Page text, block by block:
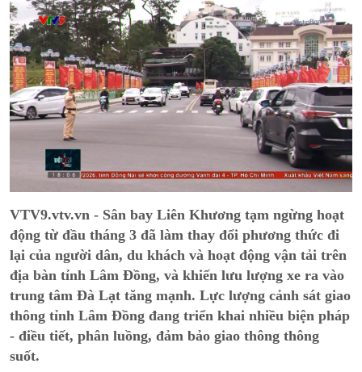
VTV9.vtv.vn - Sân bay Liên Khương tạm ngừng hoạt
động từ đầu tháng 3 đã làm thay đổi phương thức đi
lại của người dân, du khách và hoạt động vận tải trên
địa bàn tỉnh Lâm Đồng, và khiến lưu lượng xe ra vào
trung tâm Đà Lạt tăng mạnh. Lực lượng cảnh sát giao
thông tỉnh Lâm Đồng đang triển khai nhiều biện pháp
- điều tiết, phân luồng, đảm bảo giao thông thông
suốt.